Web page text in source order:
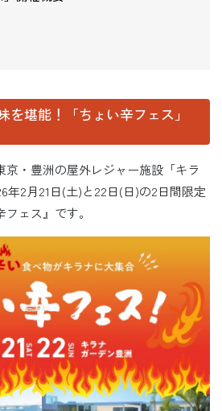
を堪能！「ちょい辛フェス」
・豊洲の屋外レジャー施設「キラ
年2月21日(土)と22日(日)の2日間限定
ェス』です。